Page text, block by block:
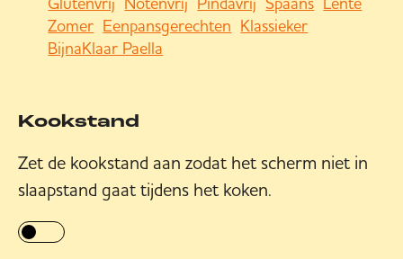
Zomer Eenpansgerechten Klassieker
BijnaKlaar Paella
Kookstand
Zet de kookstand aan zodat het scherm niet in
slaapstand gaat tijdens het koken.